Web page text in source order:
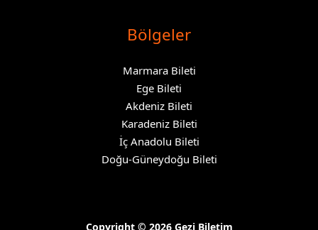
Bölgeler
Marmara Bileti
Ege Bileti
Akdeniz Bileti
Karadeniz Bileti
İç Anadolu Bileti
Doğu-Güneydoğu Bileti
Copyright © 2026 Gezi Biletim